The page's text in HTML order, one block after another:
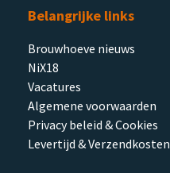
Belangrijke links
Brouwhoeve nieuws
NiX18
Vacatures
Algemene voorwaarden
Privacy beleid & Cookies
Levertijd & Verzendkosten